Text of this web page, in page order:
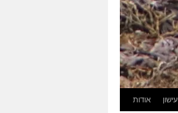
אודות עישון